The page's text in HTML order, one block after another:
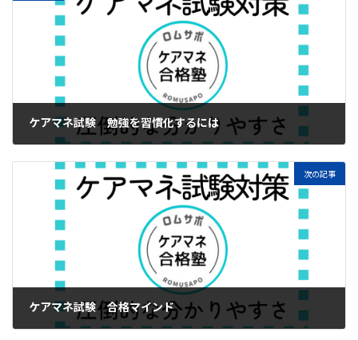
ケアマネ試験 勉強を習慣化するには
2025年3月18日
次の記事
ケアマネ試験 合格マインド
2025年3月21日